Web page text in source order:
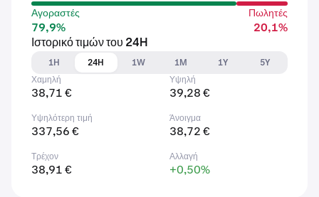
Αγοραστές
79,9%
Πωλητές
20,1%
Ιστορικό τιμών του 24H
1H
24H 1W 1M 1Y
5Y
Χαμηλή
38,71 €
Υψηλή
39,28 €
Υψηλότερη τιμή
337,56 €
Άνοιγμα
38,72 €
Τρέχον
38,91 €
Αλλαγή
+0,50%